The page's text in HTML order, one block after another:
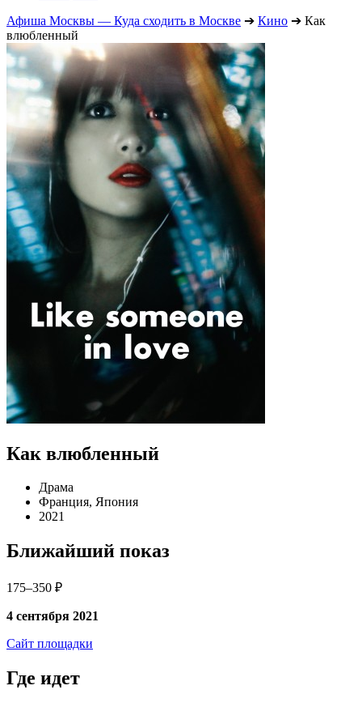
Афиша Москвы — Куда сходить в Москве ➔ Кино ➔ Как
влюбленный
Как влюбленный
Драма
Франция, Япония
2021
Ближайший показ
175–350 ₽
4 сентября 2021
Сайт площадки
Где идет